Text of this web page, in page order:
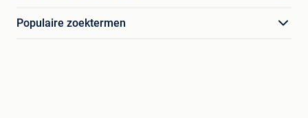
Populaire zoektermen